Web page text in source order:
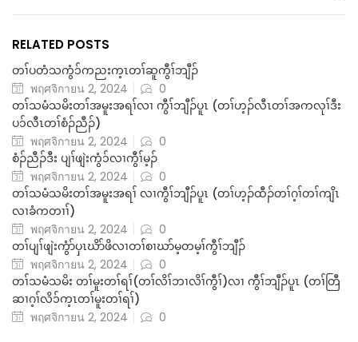
RELATED POSTS
တၢ်ပတံသကွံ၁်ကညးက့ၤတၢ်ဆူကွီၢ်ဘျီၣ်
พฤศจิกายน 2, 2024
0
တၢ်သမံသမိးတၢ်အမူးအရၢ်လၢ ကွီၢ်ဘျီၣ်ပူၤ (တၢ်ဟ့ၣ်လီၤတၢ်အကလုၢ်ဒီး
ပ၁်လီၤတၢ်စံၣ်ညီၣ်)
พฤศจิกายน 2, 2024
0
စံၣ်ညီၣ်ဒီး ပျၢ်ဖျဲးကွံ၁်လၢကွီၢ်မ့ၣ်
พฤศจิกายน 2, 2024
0
တၢ်သမံသမိးတၢ်အမူးအရၢ် လၢကွီၢ်ဘျီၣ်ပူၤ (တၢ်ဟ့ၣ်ထီၣ်တၢ်ဂ့ၢ်တၢ်ကျိၤ
လၢခံကတၢၢ်)
พฤศจิกายน 2, 2024
0
တၢ်ပျၢ်ဖျဲးကွံာ်ပှၤဃိာ်ဖိလၢတၢ်စၢဃာ်မ့တမ့ၢ်ကွီၢ်ဘျီၣ်
พฤศจิกายน 2, 2024
0
တၢ်သမံသမိး တၢ်မူးတၢ်ရၢ်(တၢ်လိၢ်ဘၢလိၢ်ကွီၢ်)လၢ ကွီၢ်ဘျီၣ်ပူၤ (တၢ်တြီ
ဆၢဂ့ၢ်လိ၁်က့ၤတၢ်မူးတၢ်ရၢ်)
พฤศจิกายน 2, 2024
0